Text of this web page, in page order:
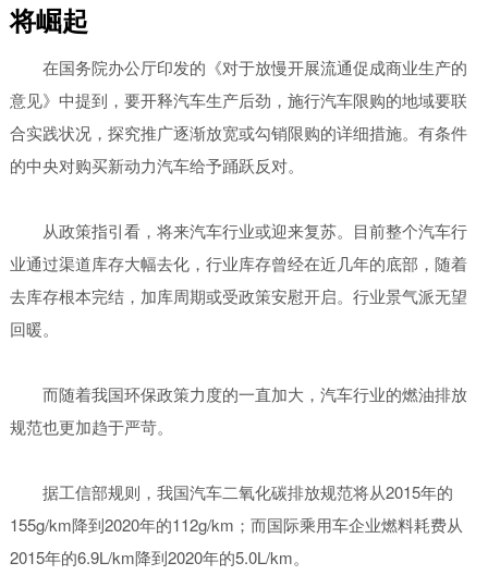
将崛起
在国务院办公厅印发的《对于放慢开展流通促成商业生产的
意见》中提到，要开释汽车生产后劲，施行汽车限购的地域要联
合实践状况，探究推广逐渐放宽或勾销限购的详细措施。有条件
的中央对购买新动力汽车给予踊跃反对。
从政策指引看，将来汽车行业或迎来复苏。目前整个汽车行
业通过渠道库存大幅去化，行业库存曾经在近几年的底部，随着
去库存根本完结，加库周期或受政策安慰开启。行业景气派无望
回暖。
而随着我国环保政策力度的一直加大，汽车行业的燃油排放
规范也更加趋于严苛。
据工信部规则，我国汽车二氧化碳排放规范将从2015年的
155g/km降到2020年的112g/km；而国际乘用车企业燃料耗费从
2015年的6.9L/km降到2020年的5.0L/km。